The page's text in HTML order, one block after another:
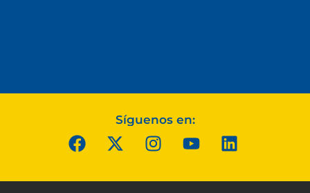
Síguenos en: